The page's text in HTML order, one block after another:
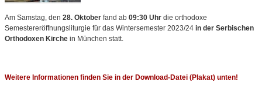
Am Samstag, den 28. Oktober fand ab 09:30 Uhr die orthodoxe
Semestereröffnungsliturgie für das Wintersemester 2023/24 in der Serbischen
Orthodoxen Kirche in München statt.
Weitere Informationen finden Sie in der Download-Datei (Plakat) unten!